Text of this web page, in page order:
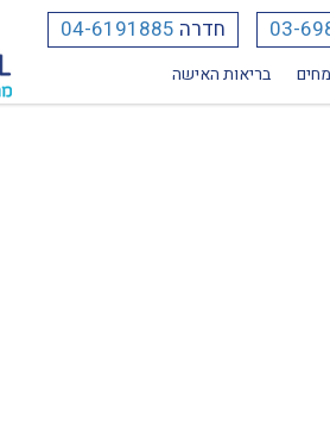
חדרה 04-6191885 03-
בריאות האישה